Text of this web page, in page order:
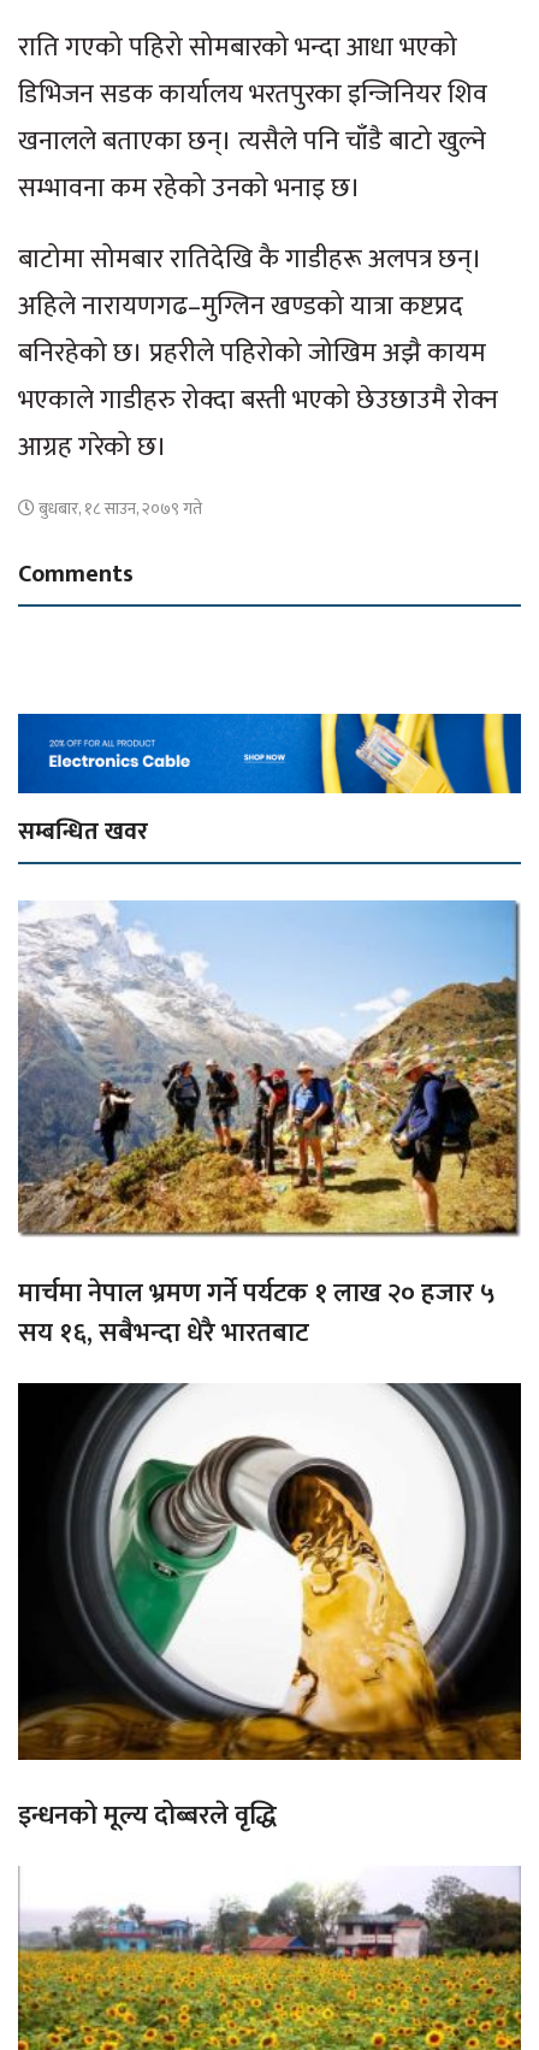
राति गएको पहिरो सोमबारको भन्दा आधा भएको
डिभिजन सडक कार्यालय भरतपुरका इन्जिनियर शिव
खनालले बताएका छन्। त्यसैले पनि चाँडै बाटो खुल्ने
सम्भावना कम रहेको उनको भनाइ छ।
बाटोमा सोमबार रातिदेखि कै गाडीहरू अलपत्र छन्।
अहिले नारायणगढ–मुग्लिन खण्डको यात्रा कष्टप्रद
बनिरहेको छ। प्रहरीले पहिरोको जोखिम अझै कायम
भएकाले गाडीहरु रोक्दा बस्ती भएको छेउछाउमै रोक्न
आग्रह गरेको छ।
बुधबार, १८ साउन, २०७९ गते
Comments
सम्बन्धित खवर
मार्चमा नेपाल भ्रमण गर्ने पर्यटक १ लाख २० हजार ५
सय १६, सबैभन्दा धेरै भारतबाट
इन्धनको मूल्य दोब्बरले वृद्धि